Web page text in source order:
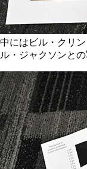
中にはビル・クリ
ル・ジャクソンと